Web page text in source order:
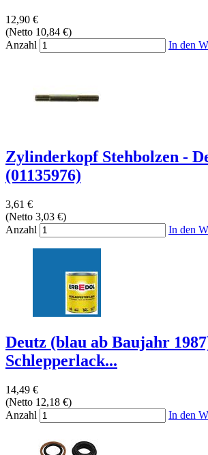
12,90 €
(Netto 10,84 €)
Anzahl
In den
Zylinderkopf Stehbolzen -
(01135976)
3,61 €
(Netto 3,03 €)
Anzahl
In den
Deutz (blau ab Baujahr
Schlepperlack...
14,49 €
(Netto 12,18 €)
Anzahl
In den